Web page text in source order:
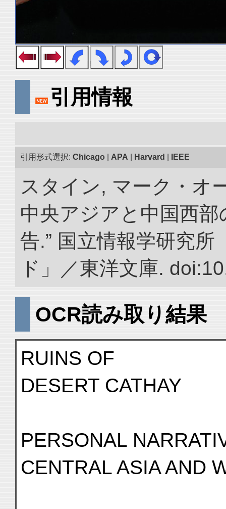
引用情報
引用形式選択: Chicago APA Harvard IEEE
スタイン, マーク・オ
中央アジアと中国西
告.” 国立情報学研究
ド」／東洋文庫.
OCR読み取り結果
RUINS OF
DESERT CATHAY
PERSONAL
CENTRAL ASIA AND